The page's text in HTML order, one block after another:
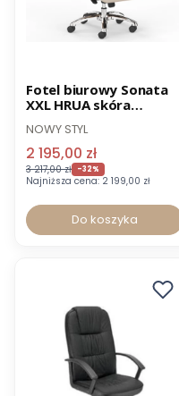
Promocja
Fotel biurowy Sonata
XXL HRUA skóra
NOWY STYL
2 195,00 zł
3 217,00 zł -32%
Najniższa cena: 2 199,00 zł
Do koszyka